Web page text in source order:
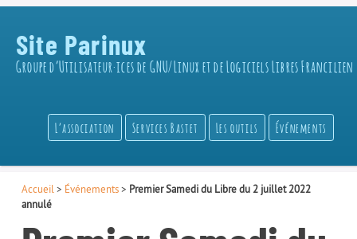
Site Parinux
Groupe d’Utilisateur·ices de GNU/Linux et de Logiciels Libres Francilien
L’association Services Bastet Les outils Événements
Accueil > Événements> Premier Samedi du Libre du 2 juillet 2022
annulé